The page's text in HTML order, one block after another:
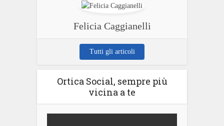
Felicia Caggianelli
Tutti gli articoli
Ortica Social, sempre più
vicina a te